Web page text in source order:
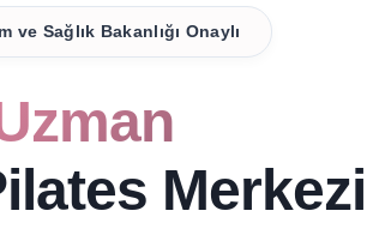
ve Sağlık Bakanlığı Onaylı
Merkezi